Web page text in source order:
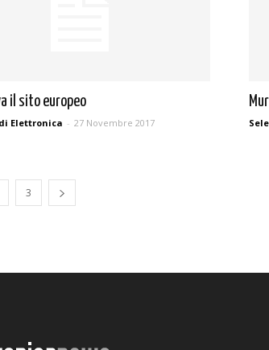
il sito europeo
Elettronica - 27 Novembre 2017
3